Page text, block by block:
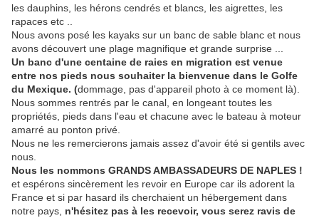
les dauphins, les hérons cendrés et blancs, les aigrettes, les
rapaces etc ..
Nous avons posé les kayaks sur un banc de sable blanc et nous
avons découvert une plage magnifique et grande surprise ...
Un banc d'une centaine de raies en migration est venue
entre nos pieds nous souhaiter la bienvenue dans le Golfe
du Mexique. (dommage, pas d'appareil photo à ce moment là).
Nous sommes rentrés par le canal, en longeant toutes les
propriétés, pieds dans l'eau et chacune avec le bateau à moteur
amarré au ponton privé.
Nous ne les remercierons jamais assez d'avoir été si gentils avec
nous.
Nous les nommons GRANDS AMBASSADEURS DE NAPLES !
et espérons sincèrement les revoir en Europe car ils adorent la
France et si par hasard ils cherchaient un hébergement dans
notre pays, n'hésitez pas à les recevoir, vous serez ravis de